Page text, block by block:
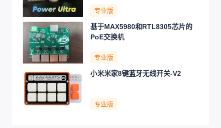
专业版
基于MAX5980和RTL8305芯片的
PoE交换机
专业版
小米米家8键蓝牙无线开关-V2
专业版